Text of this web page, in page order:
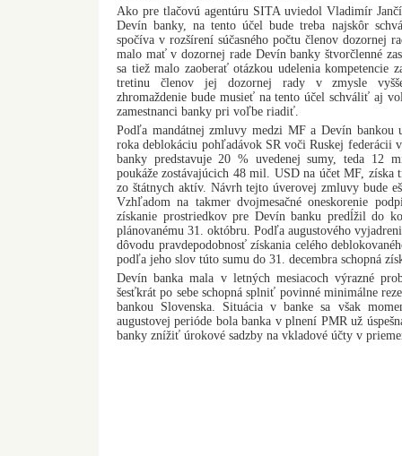
Ako pre tlačovú agentúru SITA uviedol Vladimír
Devín banky, na tento účel bude treba najskôr
spočíva v rozšírení súčasného počtu členov dozornej
malo mať v dozornej rade Devín banky štvorčlenné
sa tiež malo zaoberať otázkou udelenia kompetencie
tretinu členov jej dozornej rady v zmysle
zhromaždenie bude musieť na tento účel schváliť aj
zamestnanci banky pri voľbe riadiť.
Podľa mandátnej zmluvy medzi MF a Devín bankou
roka deblokáciu pohľadávok SR voči Ruskej federácii
banky predstavuje 20 % uvedenej sumy, teda 12
poukáže zostávajúcich 48 mil. USD na účet MF, získa
zo štátnych aktív. Návrh tejto úverovej zmluvy bude
Vzhľadom na takmer dvojmesačné oneskorenie
získanie prostriedkov pre Devín banku predĺžil do
plánovanému 31. októbru. Podľa augustového
dôvodu pravdepodobnosť získania celého
podľa jeho slov túto sumu do 31. decembra schopná
Devín banka mala v letných mesiacoch výrazné
šesťkrát po sebe schopná splniť povinné minimálne
bankou Slovenska. Situácia v banke sa však
augustovej perióde bola banka v plnení PMR už
banky znížiť úrokové sadzby na vkladové účty v